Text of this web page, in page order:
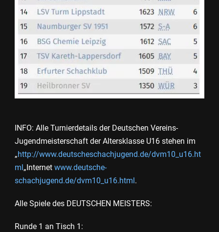
INFO: Alle Turnierdetails der Deutschen Vereins-
Jugendmeisterschaft der Altersklasse U16 stehen im
„http://www.deutscheschachjugend.de/dvm10_u16.ht
ml „Internet www.deutsche-
schachjugend.de/dvm10_u16.html .
Alle Spiele des DEUTSCHEN MEISTERS:
Runde 1 an Tisch 1: